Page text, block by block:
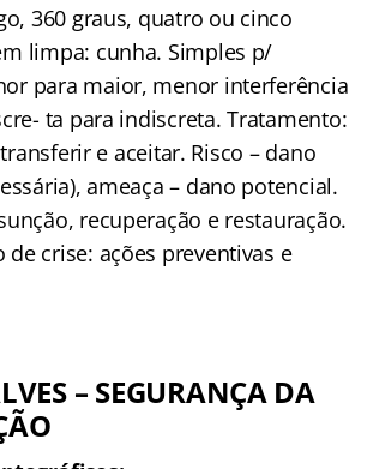
360 graus, quatro ou cinco
limpa: cunha. Simples p/
para maior, menor interferência
ta para indiscreta. Tratamento:
e aceitar. Risco – dano
ameaça – dano potencial.
recuperação e restauração.
de crise: ações preventivas e
– SEGURANÇA DA